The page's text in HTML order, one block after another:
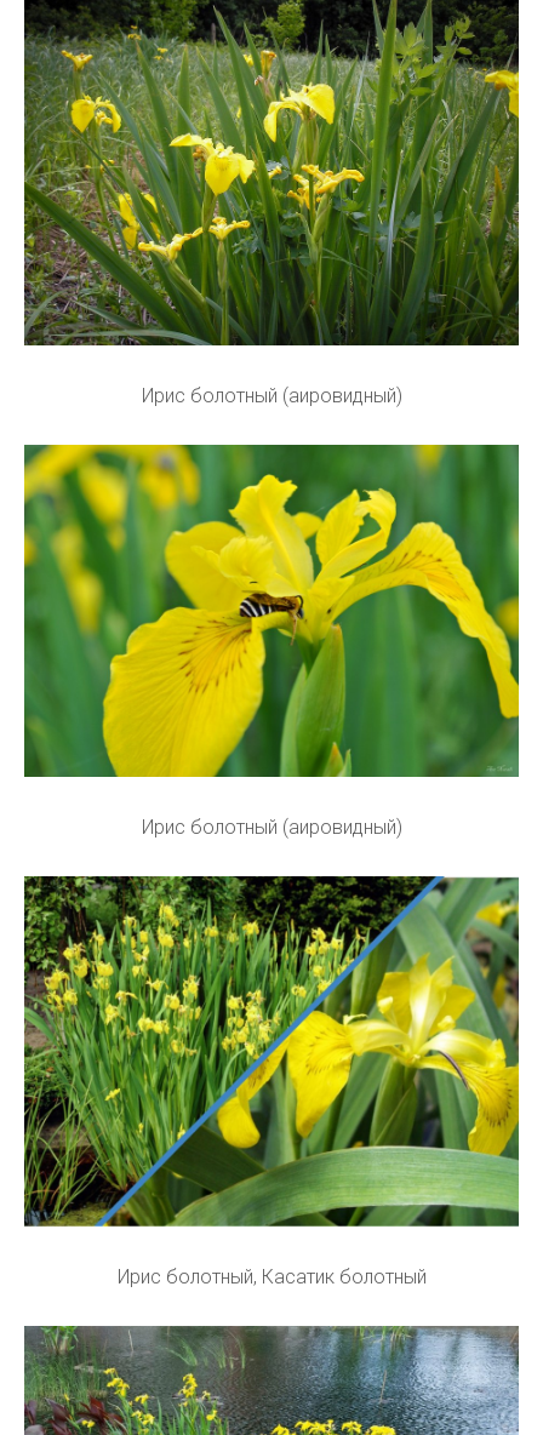
Ирис болотный (аировидный)
Ирис болотный (аировидный)
Ирис болотный, Касатик болотный